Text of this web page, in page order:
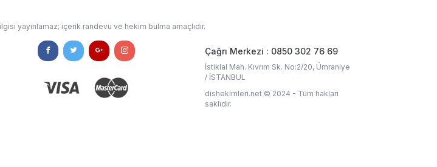
yayınlamaz; içerik randevu ve hekim bulma amaçlıdır.
Çağrı Merkezi : 0850 302 76 69
İstiklal Mah. Kıvrım Sk. No:2/20, Ümraniye
/ İSTANBUL
dishekimleri.net © 2024 - Tüm hakları
saklıdır.